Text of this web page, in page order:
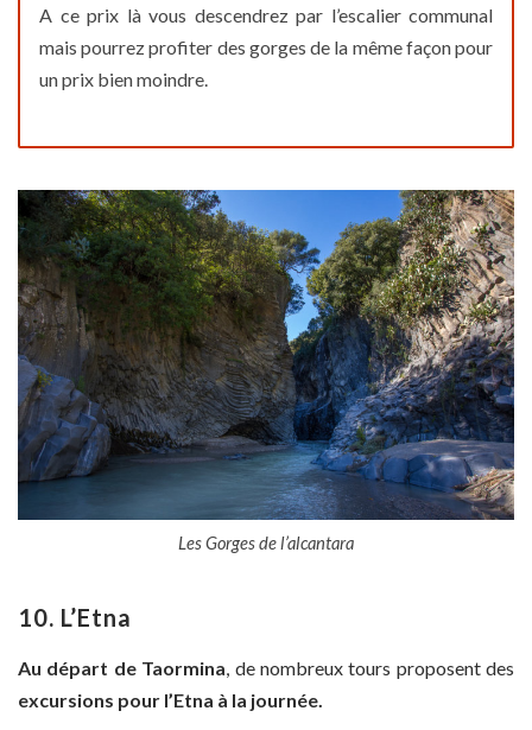
A ce prix là vous descendrez par l’escalier communal
mais pourrez profiter des gorges de la même façon pour
un prix bien moindre.
Les Gorges de l’alcantara
10. L’Etna
Au départ de Taormina, de nombreux tours proposent des
excursions pour l’Etna à la journée.